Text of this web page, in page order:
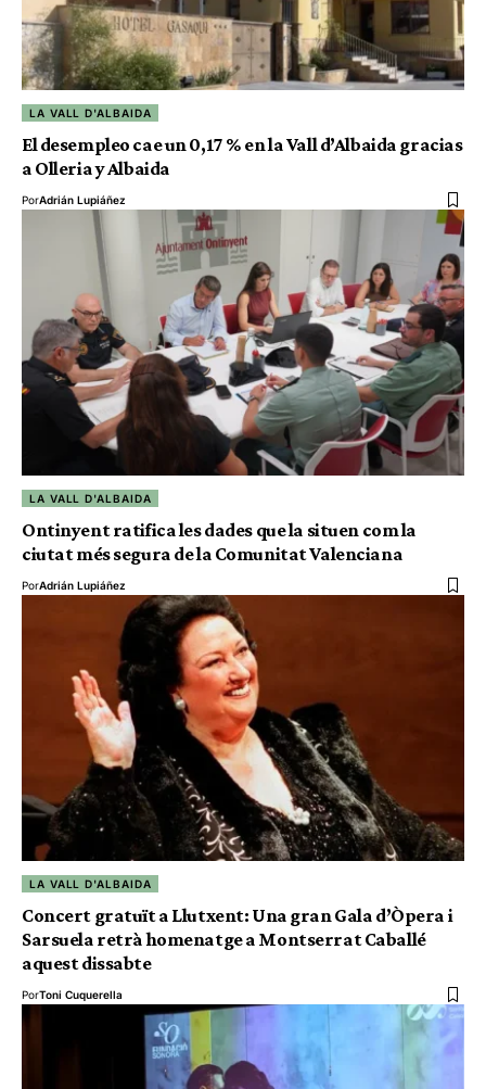
LA VALL D'ALBAIDA
El desempleo cae un 0,17 % en la Vall d’Albaida gracias
a Olleria y Albaida
PorAdrián Lupiáñez
LA VALL D'ALBAIDA
Ontinyent ratifica les dades que la situen com la
ciutat més segura de la Comunitat Valenciana
PorAdrián Lupiáñez
LA VALL D'ALBAIDA
Concert gratuït a Llutxent: Una gran Gala d’Òpera i
Sarsuela retrà homenatge a Montserrat Caballé
aquest dissabte
PorToni Cuquerella